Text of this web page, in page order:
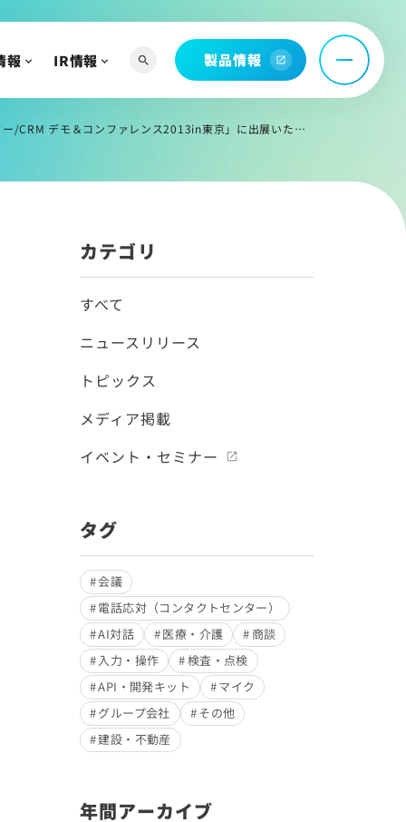
報 IR情報 search 製品情報 open_in_new
デモ＆コンファレンス2013in東京」に出展いたします。
カテゴリ
すべて
ニュースリリース
トピックス
メディア掲載
イベント・セミナー
タグ
会議
電話応対（コンタクトセンター）
AI対話
医療・介護
商談
入力・操作
検査・点検
API・開発キット
マイク
グループ会社
その他
建設・不動産
年間アーカイブ